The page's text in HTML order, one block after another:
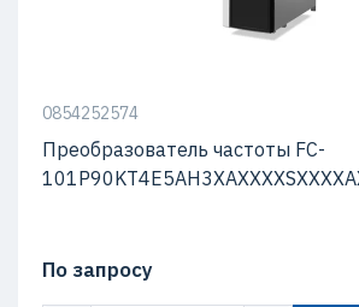
0854252574
Преобразователь частоты FC-
По запросу